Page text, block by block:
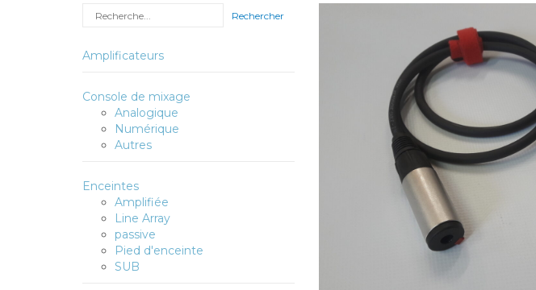
Rechercher
Amplificateurs
Console de mixage
Analogique
Numérique
Autres
Enceintes
Amplifiée
Line Array
passive
Pied d'enceinte
SUB